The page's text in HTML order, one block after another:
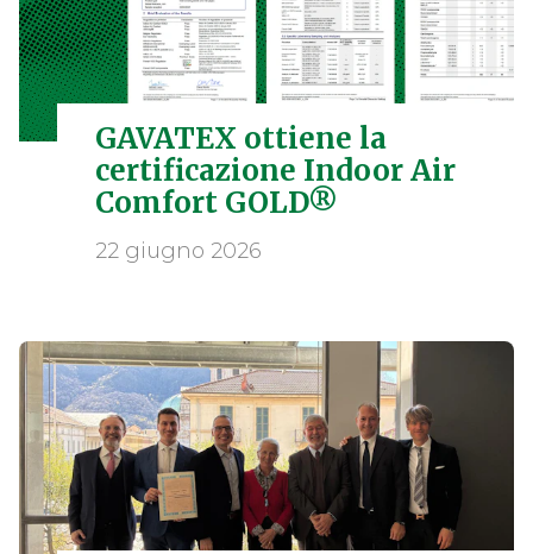
GAVATEX ottiene la
certificazione Indoor Air
Comfort GOLD®
22 giugno 2026